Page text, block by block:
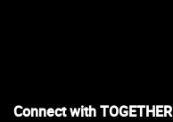
Connect with TOGETHER